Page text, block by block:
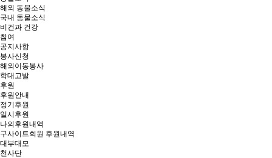
해외 동물소식
국내 동물소식
비건과 건강
참여
공지사항
봉사신청
해외이동봉사
학대고발
후원
후원안내
정기후원
일시후원
나의후원내역
구사이트회원 후원내역
대부대모
천사단